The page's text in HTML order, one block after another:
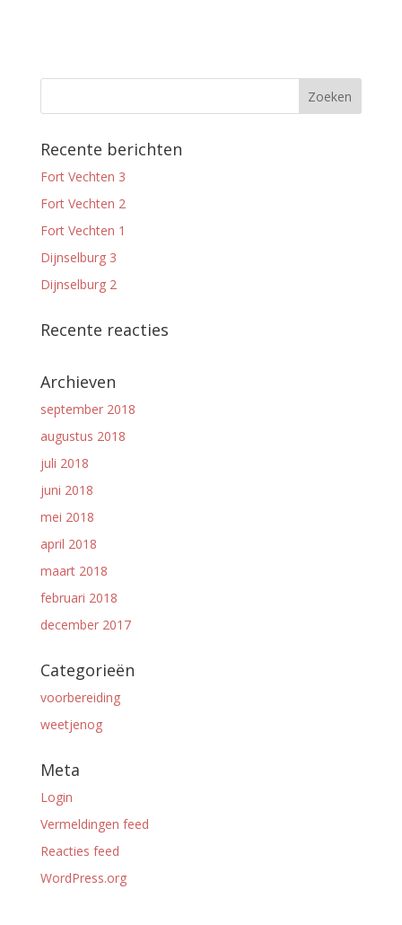
Recente berichten
Fort Vechten 3
Fort Vechten 2
Fort Vechten 1
Dijnselburg 3
Dijnselburg 2
Recente reacties
Archieven
september 2018
augustus 2018
juli 2018
juni 2018
mei 2018
april 2018
maart 2018
februari 2018
december 2017
Categorieën
voorbereiding
weetjenog
Meta
Login
Vermeldingen feed
Reacties feed
WordPress.org